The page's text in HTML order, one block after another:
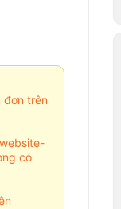
đơn trên
có